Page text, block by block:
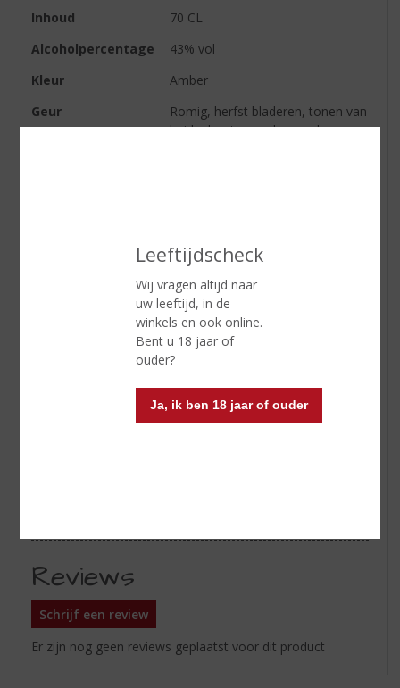
Leeftijdscheck
Wij vragen altijd naar
uw leeftijd, in de
winkels en ook online.
Bent u 18 jaar of
ouder?
Ja, ik ben 18 jaar of ouder
Inhoud
70 CL
Alcoholpercentage
43% vol
Kleur
Amber
Geur
Romig, herfst bladeren, tonen van
heide, houtsvuur, karamel en
Lange complexe bloemige
afdronk een mooie balans in de
fraai terugkerende ziltige tonen
met aroma's van toffee, zacht
fruit en chocolade.
Islay Single Malt Whiksy online
kopen of bestellen ?
Reviews
Schrijf een review
Er zijn nog geen reviews geplaatst voor dit product